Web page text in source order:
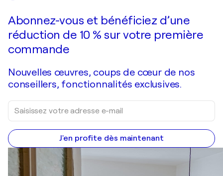
Abonnez-vous et bénéficiez d’une
réduction de 10 % sur votre première
commande
Nouvelles œuvres, coups de cœur de nos
conseillers, fonctionnalités exclusives.
J'en profite dès maintenant